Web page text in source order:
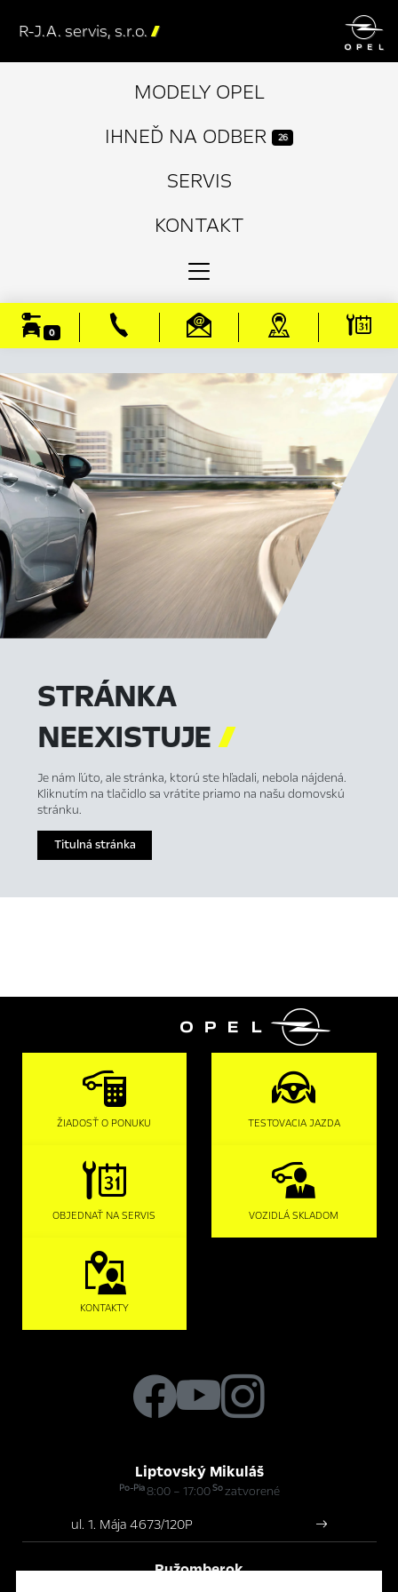

R-J.A. servis, s.r.o. 
MODELY OPEL
IHNEĎ NA ODBER
26
SERVIS
KONTAKT
0
STRÁNKA
NEEXISTUJE
Je nám ľúto, ale stránka, ktorú ste hľadali, nebola nájdená.
Kliknutím na tlačidlo sa vrátite priamo na našu domovskú
stránku.
Titulná stránka

ŽIADOSŤ O PONUKU TESTOVACIA JAZDA
OBJEDNAŤ NA SERVIS VOZIDLÁ SKLADOM
KONTAKTY
Liptovský Mikuláš
Po-Pia8:00 – 17:00Sozatvorené
ul. 1. Mája 4673/120P
Ružomberok